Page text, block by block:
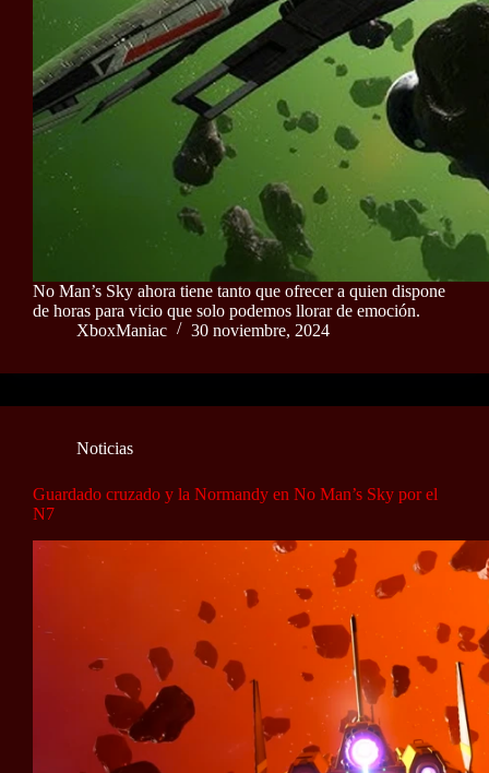
No Man’s Sky ahora tiene tanto que ofrecer a quien dispone
de horas para vicio que solo podemos llorar de emoción.
XboxManiac
30 noviembre, 2024
Noticias
Guardado cruzado y la Normandy en No Man’s Sky por el
N7